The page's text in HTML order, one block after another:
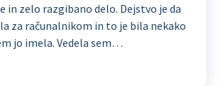
in zelo razgibano delo. Dejstvo je da
za računalnikom in to je bila nekako
jo imela. Vedela sem…